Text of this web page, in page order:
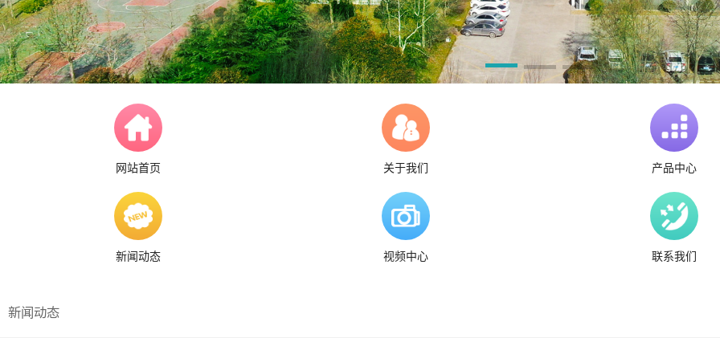
网站首页 关于我们 产品中心
新闻动态 视频中心 联系我们
新闻动态